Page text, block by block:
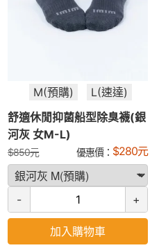
M(預購)
L(速達)
舒適休閒抑菌船型除臭襪(銀
河灰 女M-L)
$850元 優惠價： $280元
- +
加入購物車